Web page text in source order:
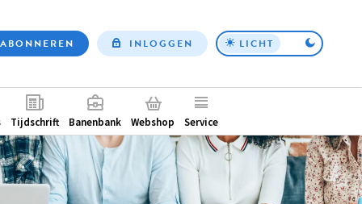
Top
ABONNEREN INLOGGEN LICHT
Tijdschrift Banenbank Webshop Service